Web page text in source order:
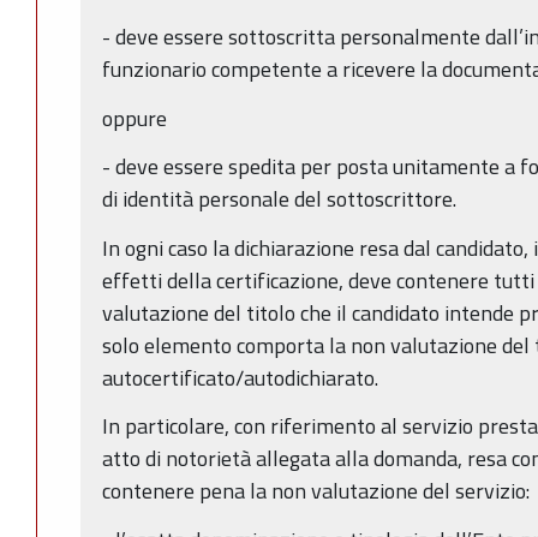
- deve essere sottoscritta personalmente
funzionario competente a ricevere la
oppure
- deve essere spedita per posta unitamente a
di identità personale del sottoscrittore.
In ogni caso la dichiarazione resa dal
effetti della certificazione, deve contenere
valutazione del titolo che il candidato intende
solo elemento comporta la non valutazione
autocertificato/autodichiarato.
In particolare, con riferimento al servizio
atto di notorietà allegata alla domanda, resa
contenere pena la non valutazione del servizio: